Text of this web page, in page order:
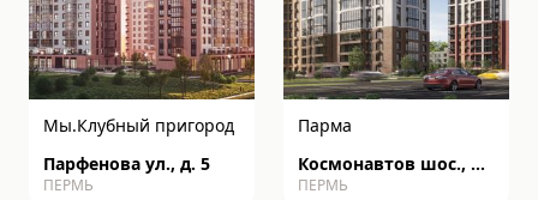
Мы.Клубный пригород
Парфенова ул., д. 5
ПЕРМЬ
Парма
Космонавтов шос., д.
162к
ПЕРМЬ